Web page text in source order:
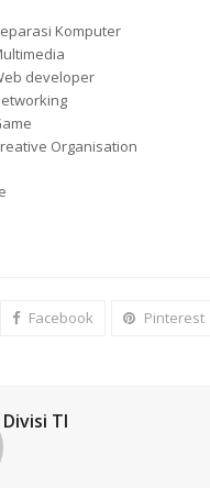
Komputer
developer
Organisation
Facebook Pinterest
Divisi TI